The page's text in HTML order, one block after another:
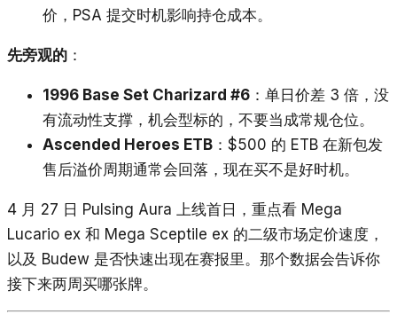
价，PSA 提交时机影响持仓成本。
先旁观的 ：
1996 Base Set Charizard #6 ：单日价差 3 倍，没
有流动性支撑，机会型标的，不要当成常规仓位。
Ascended Heroes ETB ：$500 的 ETB 在新包发
售后溢价周期通常会回落，现在买不是好时机。
4 月 27 日 Pulsing Aura 上线首日，重点看 Mega
Lucario ex 和 Mega Sceptile ex 的二级市场定价速度，
以及 Budew 是否快速出现在赛报里。那个数据会告诉你
接下来两周买哪张牌。